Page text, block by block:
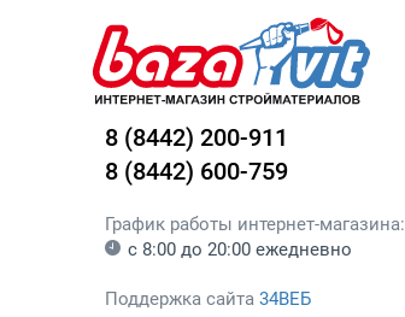
8 (8442) 200-911
8 (8442) 600-759
График работы интернет-магазина:
с 8:00 до 20:00 ежедневно
Поддержка сайта 34ВЕБ